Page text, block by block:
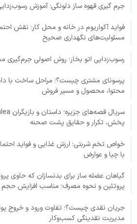
جرم گیری قهوه ساز دلونگی؛ آموزش
فواید آکواریوم در خانه و محل کار؛ نقش
مسئولیت‌های نگهداری صحیح
رسوب‌زدایی اتو بخار؛ روش اصولی جرم‌گیری
پرسونای مشتری چیست؟؛ مراحل ساخت با
محتوا، محصول و مسیر فروش
پخش، تکرار و حقایق پشت صحنه
خواص تخم شربتی؛ ارزش غذایی و فواید
با چیا و عوارض
گیاهان عضله ساز برای بدنسازان که حاوی
پروتئین و نحوه مصرف؛ مناسب افزایش حجم
جریان نقدی چیست؟؛ تفاوت ورود و خروج
مدیریت نقدینگی کسب‌وکار